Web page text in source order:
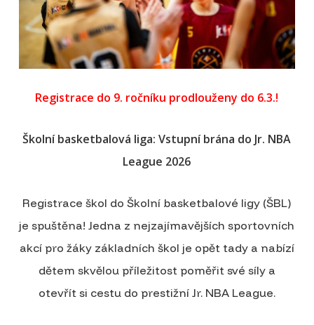
Registrace do 9. ročníku prodlouženy do 6.3.!
Školní basketbalová liga: Vstupní brána do Jr. NBA
League 2026
Registrace škol do Školní basketbalové ligy (ŠBL)
je spuštěna! Jedna z nejzajímavějších sportovních
akcí pro žáky základních škol je opět tady a nabízí
dětem skvělou příležitost poměřit své síly a
otevřít si cestu do prestižní Jr. NBA League.